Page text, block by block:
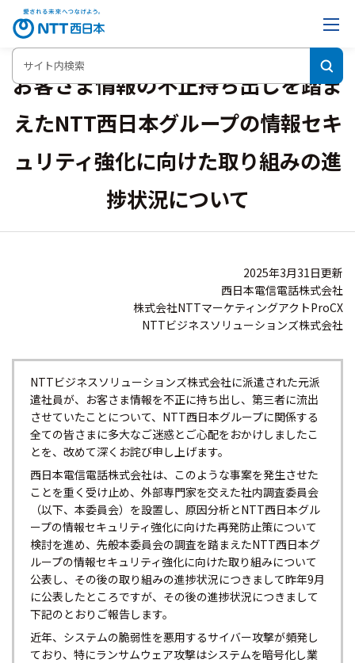
お客さま情報の不正持ち出しを踏ま
えたNTT西日本グループの情報セキ
ュリティ強化に向けた取り組みの進
捗状況について
2025年3月31日更新
西日本電信電話株式会社
株式会社NTTマーケティングアクトProCX
NTTビジネスソリューションズ株式会社
NTTビジネスソリューションズ株式会社に派遣された元派
遣社員が、お客さま情報を不正に持ち出し、第三者に流出
させていたことについて、NTT西日本グループに関係する
全ての皆さまに多大なご迷惑とご心配をおかけしましたこ
とを、改めて深くお詫び申し上げます。
西日本電信電話株式会社は、このような事案を発生させた
ことを重く受け止め、外部専門家を交えた社内調査委員会
（以下、本委員会）を設置し、原因分析とNTT西日本グル
ープの情報セキュリティ強化に向けた再発防止策について
検討を進め、先般本委員会の調査を踏まえたNTT西日本グ
ループの情報セキュリティ強化に向けた取り組みについて
公表し、その後の取り組みの進捗状況につきまして昨年9月
に公表したところですが、その後の進捗状況につきまして
下記のとおりご報告します。
近年、システムの脆弱性を悪用するサイバー攻撃が頻発し
ており、特にランサムウェア攻撃はシステムを暗号化し業